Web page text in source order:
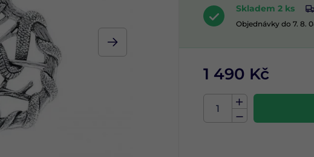
Skladem 2 ks
Objednávky do 7. 8.
1 490 Kč